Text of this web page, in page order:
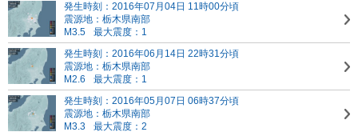
発生時刻：2016年07月04日 11時00分頃
震源地：栃木県南部
M3.5
最大震度：1
発生時刻：2016年06月14日 22時31分頃
震源地：栃木県南部
M2.6
最大震度：1
発生時刻：2016年05月07日 06時37分頃
震源地：栃木県南部
M3.3
最大震度：2